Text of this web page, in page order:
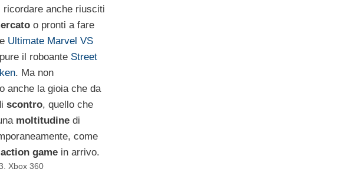
ricordare anche riusciti
o pronti a fare
Ultimate Marvel VS
il roboante Street
. Ma non
anche la gioia che da
scontro, quello che
moltitudine di
come
action gamein arrivo.
,Xbox 360